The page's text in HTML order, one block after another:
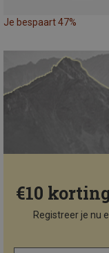
Je bespaart 47%
€10
Registreer je nu